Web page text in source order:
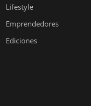
Lifestyle
Emprendedores
Ediciones